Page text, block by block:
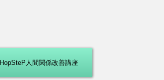
HopSteP人間関係改善講座